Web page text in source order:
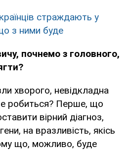
страждають у
з ними буде
почнемо з головного,
хворого, невідкладна
робиться? Перше, що
вірний діагноз,
на вразливість, якісь
що, можливо, буде